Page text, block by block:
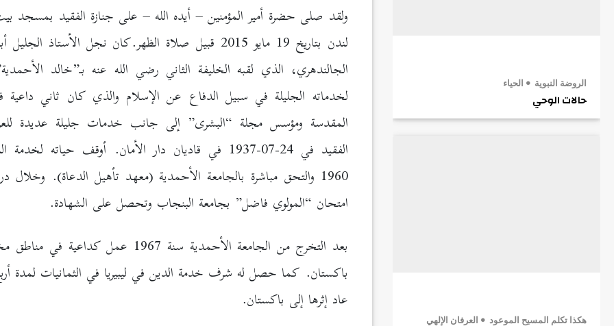
الروضة النبوية الحياء
حالات الوحي
هكذا تكلم المسيح الموعود العرفان الإلهي
ولقد صلى حضرة أمير المؤمنين – أيده الله – على جنازة الفقيد بمسجد
لندن بتاريخ 19 مايو 2015 قبيل صلاة الظهر.كان نجل الأستاذ
الجالندهري، الذي لقبه الخليفة الثاني رضي الله عنه بـ”خالد
لخدماته الجليلة في سبيل الدفاع عن الإسلام والذي كان ثاني داعية
المقدسة ومؤسس مجلة “البشرى” إلى جانب خدمات جليلة عديدة
الفقيد في 24-07-1937 في قاديان دار الأمان. أوقف حياته
1960 والتحق مباشرة بالجامعة الأحمدية (معهد تأهيل الدعاة). وخلال
امتحان “المولوي فاضل” بجامعة البنجاب وتحصل على الشهادة.
بعد التخرج من الجامعة الأحمدية سنة 1967 عمل
باكستان. كما حصل له شرف خدمة الدين في ليبيريا في الثمانيات لمدة
عاد إثرها إلى باكستان.